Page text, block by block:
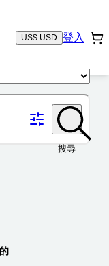
US$ USD 登入
搜尋